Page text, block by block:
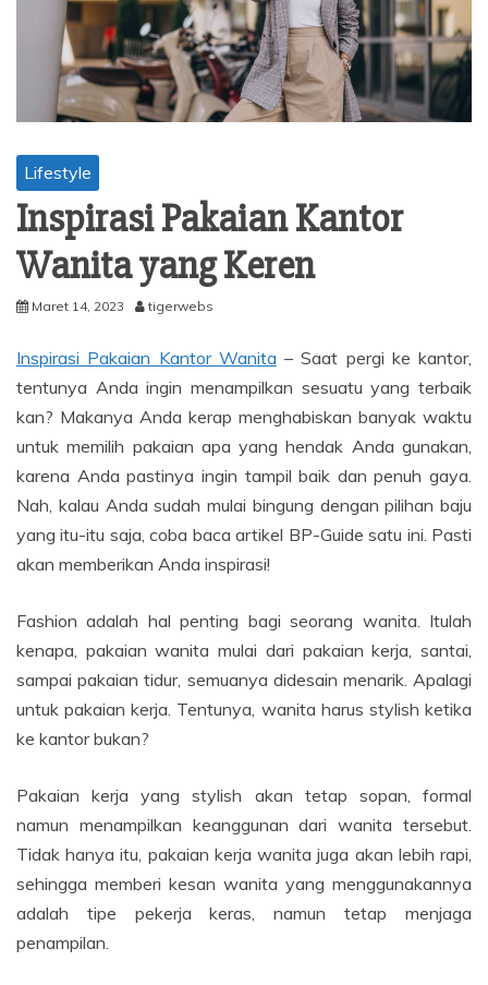
Lifestyle
Inspirasi Pakaian Kantor
Wanita yang Keren
Maret 14, 2023 tigerwebs
Inspirasi Pakaian Kantor Wanita – Saat pergi ke kantor,
tentunya Anda ingin menampilkan sesuatu yang terbaik
kan? Makanya Anda kerap menghabiskan banyak waktu
untuk memilih pakaian apa yang hendak Anda gunakan,
karena Anda pastinya ingin tampil baik dan penuh gaya.
Nah, kalau Anda sudah mulai bingung dengan pilihan baju
yang itu-itu saja, coba baca artikel BP-Guide satu ini. Pasti
akan memberikan Anda inspirasi!
Fashion adalah hal penting bagi seorang wanita. Itulah
kenapa, pakaian wanita mulai dari pakaian kerja, santai,
sampai pakaian tidur, semuanya didesain menarik. Apalagi
untuk pakaian kerja. Tentunya, wanita harus stylish ketika
ke kantor bukan?
Pakaian kerja yang stylish akan tetap sopan, formal
namun menampilkan keanggunan dari wanita tersebut.
Tidak hanya itu, pakaian kerja wanita juga akan lebih rapi,
sehingga memberi kesan wanita yang menggunakannya
adalah tipe pekerja keras, namun tetap menjaga
penampilan.